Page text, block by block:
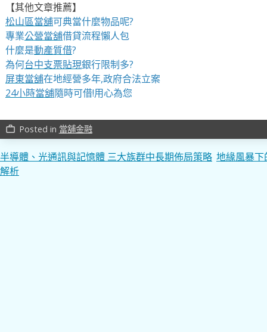
【其他文章推薦】
松山區當舖可典當什麼物品呢?
專業公營當舖借貸流程懶人包
什麼是動產質借?
為何台中支票貼現銀行限制多?
屏東當舖在地經營多年,政府合法立案
24小時當舖隨時可借!用心為您
work_outline Posted in 當舖金融
文
章
半導體、光通訊與記憶體 三大族群中長期佈局策略
解析
地緣風暴